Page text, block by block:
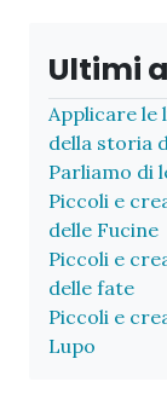
Ultimi
Applicare le
della storia
Parliamo di
Piccoli e
delle Fucine
Piccoli e
delle fate
Piccoli e
Lupo